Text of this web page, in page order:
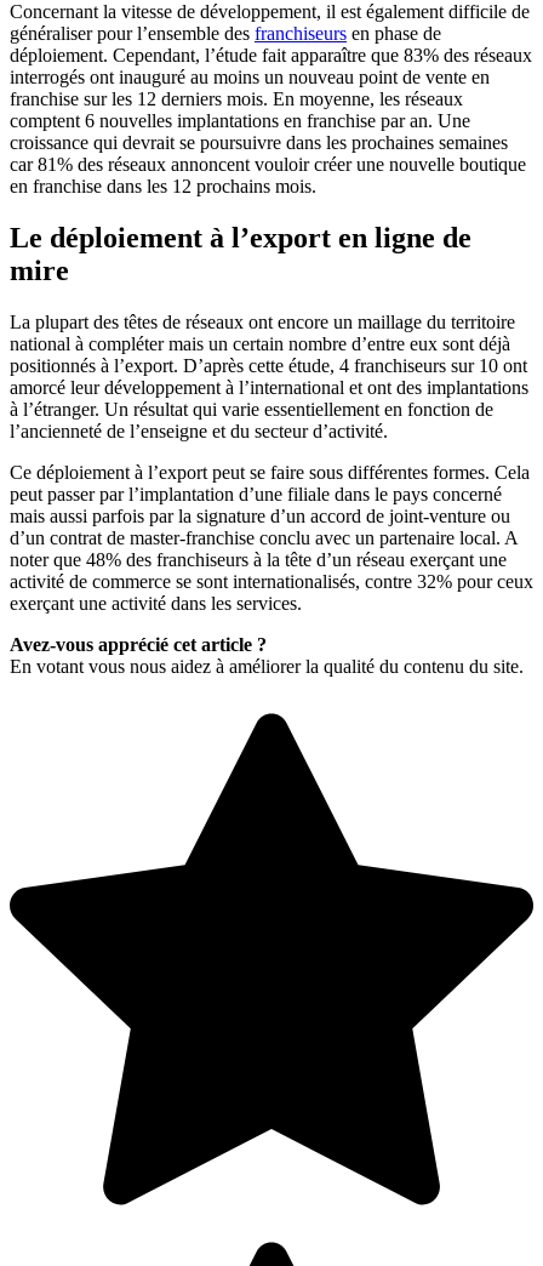
Concernant la vitesse de développement, il est également difficile de
généraliser pour l’ensemble des franchiseurs en phase de
déploiement. Cependant, l’étude fait apparaître que 83% des réseaux
interrogés ont inauguré au moins un nouveau point de vente en
franchise sur les 12 derniers mois. En moyenne, les réseaux
comptent 6 nouvelles implantations en franchise par an. Une
croissance qui devrait se poursuivre dans les prochaines semaines
car 81% des réseaux annoncent vouloir créer une nouvelle boutique
en franchise dans les 12 prochains mois.
Le déploiement à l’export en ligne de
mire
La plupart des têtes de réseaux ont encore un maillage du territoire
national à compléter mais un certain nombre d’entre eux sont déjà
positionnés à l’export. D’après cette étude, 4 franchiseurs sur 10 ont
amorcé leur développement à l’international et ont des implantations
à l’étranger. Un résultat qui varie essentiellement en fonction de
l’ancienneté de l’enseigne et du secteur d’activité.
Ce déploiement à l’export peut se faire sous différentes formes. Cela
peut passer par l’implantation d’une filiale dans le pays concerné
mais aussi parfois par la signature d’un accord de joint-venture ou
d’un contrat de master-franchise conclu avec un partenaire local. A
noter que 48% des franchiseurs à la tête d’un réseau exerçant une
activité de commerce se sont internationalisés, contre 32% pour ceux
exerçant une activité dans les services.
Avez-vous apprécié cet article ?
En votant vous nous aidez à améliorer la qualité du contenu du site.